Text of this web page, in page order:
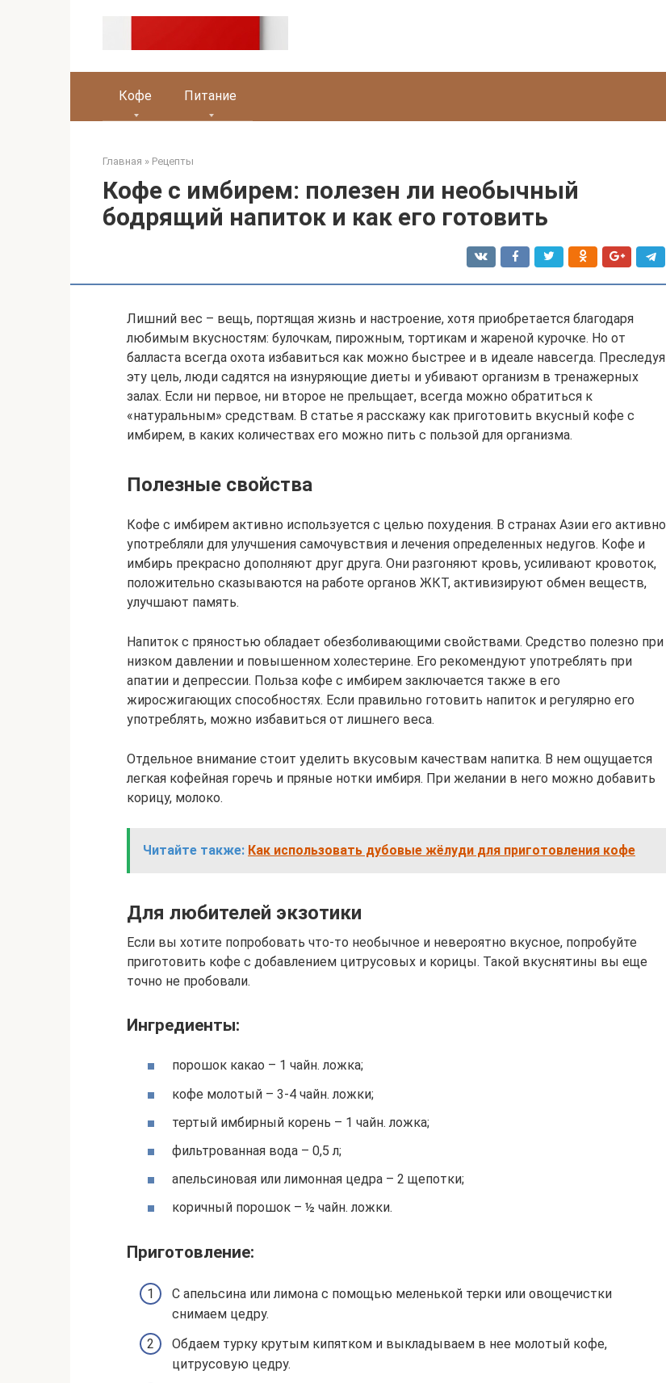
Кофе Питание
Главная » Рецепты
Кофе с имбирем: полезен ли необычный
бодрящий напиток и как его готовить
Лишний вес – вещь, портящая жизнь и настроение, хотя приобретается благодаря
любимым вкусностям: булочкам, пирожным, тортикам и жареной курочке. Но от
балласта всегда охота избавиться как можно быстрее и в идеале навсегда. Преследуя
эту цель, люди садятся на изнуряющие диеты и убивают организм в тренажерных
залах. Если ни первое, ни второе не прельщает, всегда можно обратиться к
«натуральным» средствам. В статье я расскажу как приготовить вкусный кофе с
имбирем, в каких количествах его можно пить с пользой для организма.
Полезные свойства
Кофе с имбирем активно используется с целью похудения. В странах Азии его активно
употребляли для улучшения самочувствия и лечения определенных недугов. Кофе и
имбирь прекрасно дополняют друг друга. Они разгоняют кровь, усиливают кровоток,
положительно сказываются на работе органов ЖКТ, активизируют обмен веществ,
улучшают память.
Напиток с пряностью обладает обезболивающими свойствами. Средство полезно при
низком давлении и повышенном холестерине. Его рекомендуют употреблять при
апатии и депрессии. Польза кофе с имбирем заключается также в его
жиросжигающих способностях. Если правильно готовить напиток и регулярно его
употреблять, можно избавиться от лишнего веса.
Отдельное внимание стоит уделить вкусовым качествам напитка. В нем ощущается
легкая кофейная горечь и пряные нотки имбиря. При желании в него можно добавить
корицу, молоко.
Читайте также: Как использовать дубовые жёлуди для приготовления кофе
Для любителей экзотики
Если вы хотите попробовать что-то необычное и невероятно вкусное, попробуйте
приготовить кофе с добавлением цитрусовых и корицы. Такой вкуснятины вы еще
точно не пробовали.
Ингредиенты:
порошок какао – 1 чайн. ложка;
кофе молотый – 3-4 чайн. ложки;
тертый имбирный корень – 1 чайн. ложка;
фильтрованная вода – 0,5 л;
апельсиновая или лимонная цедра – 2 щепотки;
коричный порошок – ½ чайн. ложки.
Приготовление:
С апельсина или лимона с помощью меленькой терки или овощечистки
снимаем цедру.
Обдаем турку крутым кипятком и выкладываем в нее молотый кофе,
цитрусовую цедру.